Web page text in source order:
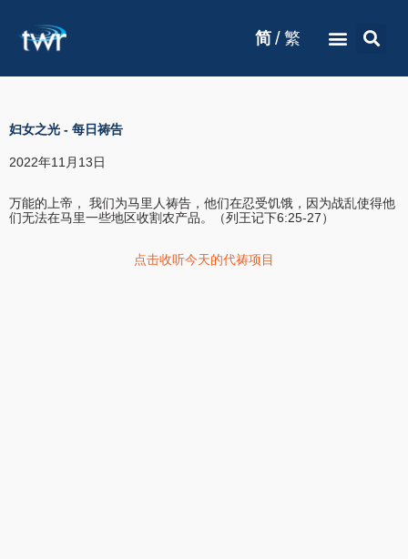
简 / 繁
妇女之光 - 每日祷告
2022年11月13日
万能的上帝， 我们为马里人祷告，他们在忍受饥饿，因为战乱使得他
们无法在马里一些地区收割农产品。（列王记下6:25-27）
点击收听今天的代祷项目